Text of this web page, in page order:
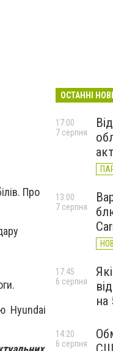
Про
Hyundai
ОСТАННІ
17:00
7 серпня
13:00
7 серпня
на
17:45
6 серпня
14:20
6 серпня